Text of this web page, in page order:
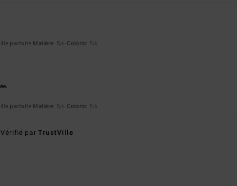
parfaite Matière: 5/5 Coloris: 5/5
parfaite Matière: 5/5 Coloris: 5/5
Vérifié parTrustVille